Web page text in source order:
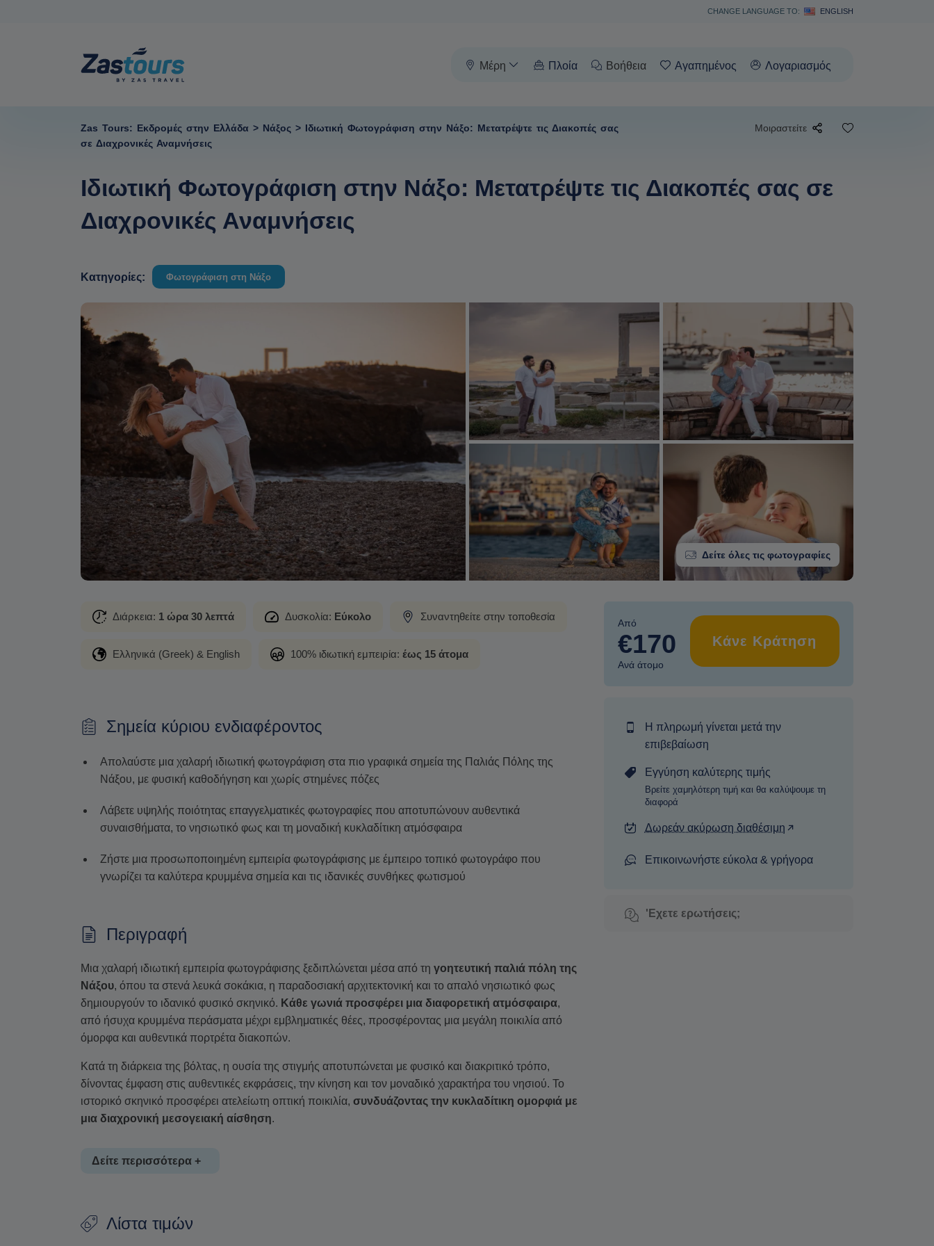
CHANGE LANGUAGE TO: ENGLISH
Μέρη Πλοία Βοήθεια Αγαπημένος Λογαριασμός
Zas Tours: Εκδρομές στην Ελλάδα > Νάξος > Ιδιωτική Φωτογράφιση στην Νάξο: Μετατρέψτε τις Διακοπές σας
σε Διαχρονικές Αναμνήσεις
Μοιραστείτε
Ιδιωτική Φωτογράφιση στην Νάξο: Μετατρέψτε τις Διακοπές σας σε
Διαχρονικές Αναμνήσεις
Κατηγορίες: Φωτογράφιση στη Νάξο
Δείτε όλες τις φωτογραφίες
Διάρκεια: 1 ώρα 30 λεπτά Δυσκολία: Εύκολο Συναντηθείτε στην τοποθεσία
Ελληνικά (Greek) & English 100% ιδιωτική εμπειρία: έως 15 άτομα
Σημεία κύριου ενδιαφέροντος
Απολαύστε μια χαλαρή ιδιωτική φωτογράφιση στα πιο γραφικά σημεία της Παλιάς Πόλης της
Νάξου, με φυσική καθοδήγηση και χωρίς στημένες πόζες
Λάβετε υψηλής ποιότητας επαγγελματικές φωτογραφίες που αποτυπώνουν αυθεντικά
συναισθήματα, το νησιωτικό φως και τη μοναδική κυκλαδίτικη ατμόσφαιρα
Ζήστε μια προσωποποιημένη εμπειρία φωτογράφισης με έμπειρο τοπικό φωτογράφο που
γνωρίζει τα καλύτερα κρυμμένα σημεία και τις ιδανικές συνθήκες φωτισμού
Περιγραφή
Μια χαλαρή ιδιωτική εμπειρία φωτογράφισης ξεδιπλώνεται μέσα από τη γοητευτική παλιά πόλη της
Νάξου, όπου τα στενά λευκά σοκάκια, η παραδοσιακή αρχιτεκτονική και το απαλό νησιωτικό φως
δημιουργούν το ιδανικό φυσικό σκηνικό. Κάθε γωνιά προσφέρει μια διαφορετική ατμόσφαιρα,
από ήσυχα κρυμμένα περάσματα μέχρι εμβληματικές θέες, προσφέροντας μια μεγάλη ποικιλία από
όμορφα και αυθεντικά πορτρέτα διακοπών.
Κατά τη διάρκεια της βόλτας, η ουσία της στιγμής αποτυπώνεται με φυσικό και διακριτικό τρόπο,
δίνοντας έμφαση στις αυθεντικές εκφράσεις, την κίνηση και τον μοναδικό χαρακτήρα του νησιού. Το
ιστορικό σκηνικό προσφέρει ατελείωτη οπτική ποικιλία, συνδυάζοντας την κυκλαδίτικη ομορφιά με
μια διαχρονική μεσογειακή αίσθηση.
Δείτε περισσότερα +
συνδυάζοντας τεχνική κατάρτιση με βαθιά γνώση του φωτός, του τοπίου και της σύνθεσης. Ένας
Λίστα τιμών
Από
€170
Ανά άτομο
Κάνε Κράτηση
Η πληρωμή γίνεται μετά την
επιβεβαίωση
Εγγύηση καλύτερης τιμής
Βρείτε χαμηλότερη τιμή και θα καλύψουμε τη
διαφορά
Δωρεάν ακύρωση διαθέσιμη
Επικοινωνήστε εύκολα & γρήγορα
'Εχετε ερωτήσεις;